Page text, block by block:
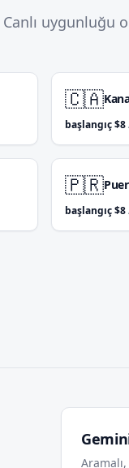
Canlı uygunluğu
🇨🇦
başlangıç$8
🇵🇷
başlangıç$8